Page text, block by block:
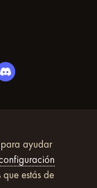
derechos
ayudar
estás de